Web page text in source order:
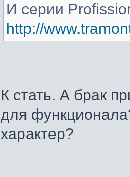
И серии
http://
К стать. А брак
для
характер?